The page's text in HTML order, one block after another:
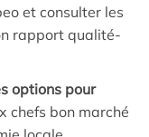
et consulter les
rapport qualité-
options pour
chefs bon marché